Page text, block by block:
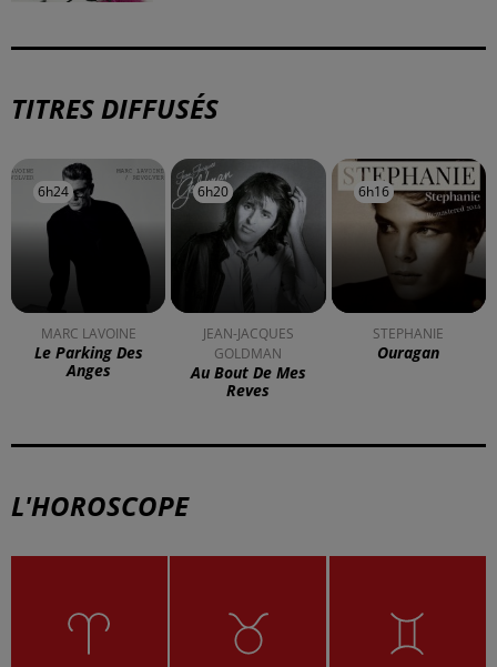
TITRES DIFFUSÉS
6h24
6h24
MARC LAVOINE
Le Parking Des
Anges
6h20
6h20
JEAN-JACQUES
GOLDMAN
Au Bout De Mes
Reves
6h16
6h16
STEPHANIE
Ouragan
L'HOROSCOPE